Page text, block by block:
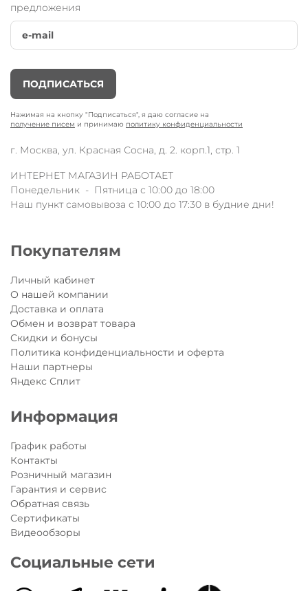
предложения
ПОДПИСАТЬСЯ
Нажимая на кнопку "Подписаться", я даю согласие на
получение писем и принимаю политику конфиденциальности
г. Москва, ул. Красная Сосна, д. 2. корп.1, стр. 1
ИНТЕРНЕТ МАГАЗИН РАБОТАЕТ
Понедельник - Пятница с 10:00 до 18:00
Наш пункт самовывоза с 10:00 до 17:30 в будние дни!
Покупателям
Личный кабинет
О нашей компании
Доставка и оплата
Обмен и возврат товара
Скидки и бонусы
Политика конфиденциальности и оферта
Наши партнеры
Яндекс Сплит
Информация
График работы
Контакты
Розничный магазин
Гарантия и сервис
Обратная связь
Сертификаты
Видеообзоры
Социальные сети